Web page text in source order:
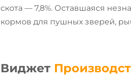
скота — 7,8%. Оставшаяся
кормов для пушных зверей,
Виджет